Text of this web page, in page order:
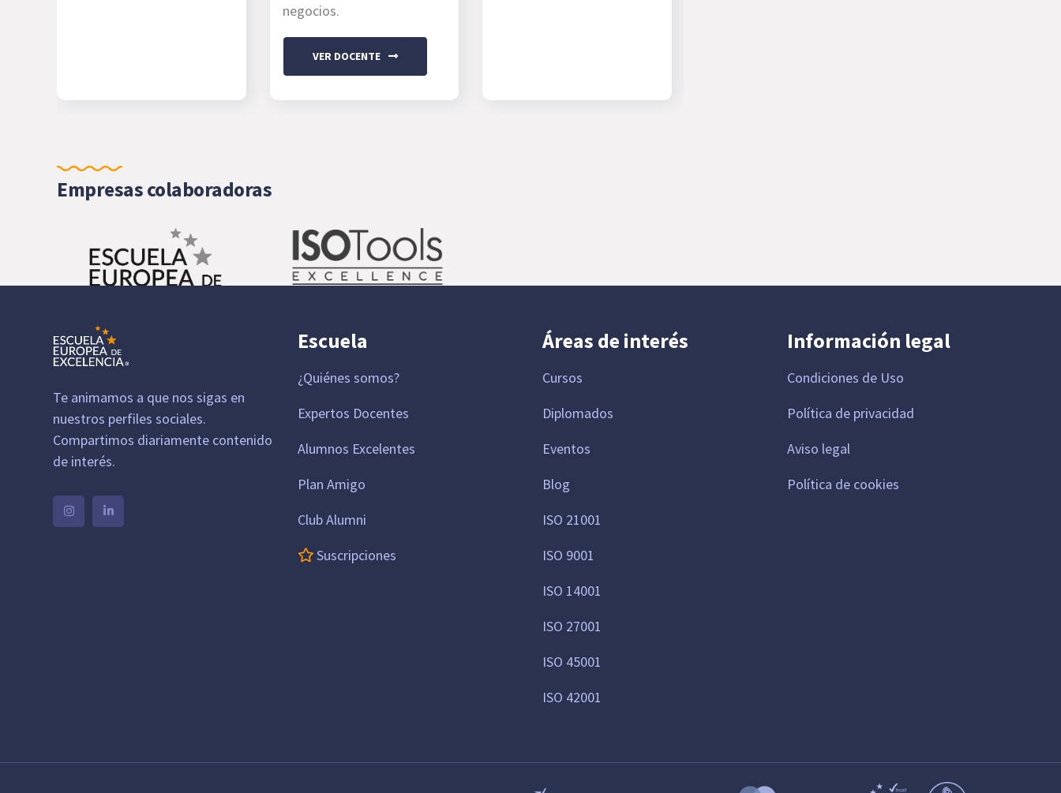
negocios.
VER DOCENTE
Empresas colaboradoras
Te animamos a que nos sigas en
nuestros perfiles sociales.
Compartimos diariamente contenido
de interés.
Escuela
¿Quiénes somos?
Expertos Docentes
Alumnos Excelentes
Plan Amigo
Club Alumni
Suscripciones
Áreas de interés
Cursos
Diplomados
Eventos
Blog
ISO 21001
ISO 9001
ISO 14001
ISO 27001
ISO 45001
ISO 42001
Información legal
Condiciones de Uso
Política de privacidad
Aviso legal
Política de cookies